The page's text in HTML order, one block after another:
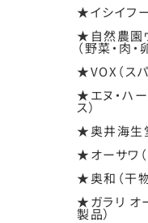
★イシイフー
★自然農園
（野菜・肉・
★VOX（スパ
★エヌ・ハー
ス）
★奥井海生
★オーサワ
★奥和（干物
★ガラリ オ
製品）